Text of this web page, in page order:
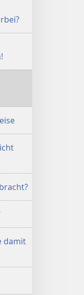
damit